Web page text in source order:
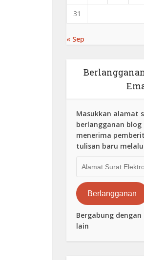
31
« Sep
Masukkan alamat
berlangganan blog
menerima
tulisan baru
Surat
Elektronik
Berlangganan
Bergabung dengan
lain